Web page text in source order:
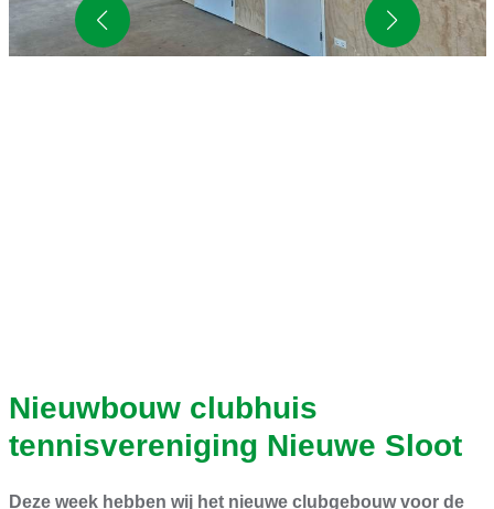
Nieuwbouw clubhuis
tennisvereniging Nieuwe Sloot
Deze week hebben wij het nieuwe clubgebouw voor de